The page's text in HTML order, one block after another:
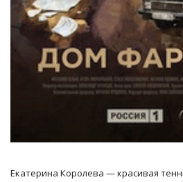
Екатерина Королева — красивая